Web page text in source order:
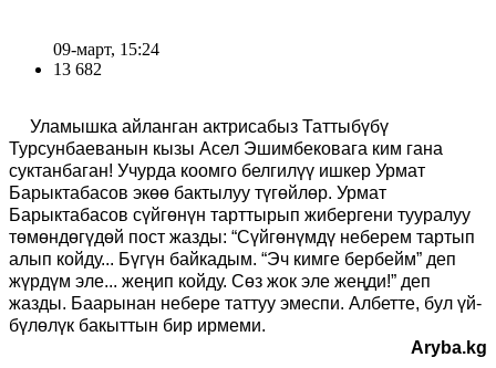
09-март, 15:24
13 682
Уламышка айланган актрисабыз Таттыбүбү
Турсунбаеванын кызы Асел Эшимбековага ким гана
суктанбаган! Учурда коомго белгилүү ишкер Урмат
Барыктабасов экөө бактылуу түгөйлөр. Урмат
Барыктабасов сүйгөнүн тарттырып жибергени тууралуу
төмөндөгүдөй пост жазды: “Сүйгөнүмдү неберем тартып
алып койду... Бүгүн байкадым. “Эч кимге бербейм” деп
жүрдүм эле... жеңип койду. Сөз жок эле жеңди!” деп
жазды. Баарынан небере таттуу эмеспи. Албетте, бул үй-
бүлөлүк бакыттын бир ирмеми.
Aryba.kg